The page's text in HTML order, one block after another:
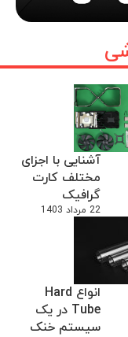
آشنایی با اجزای
مختلف کارت
گرافیک
22 مرداد 1403
انواع Hard
Tube در یک
سیستم خنک